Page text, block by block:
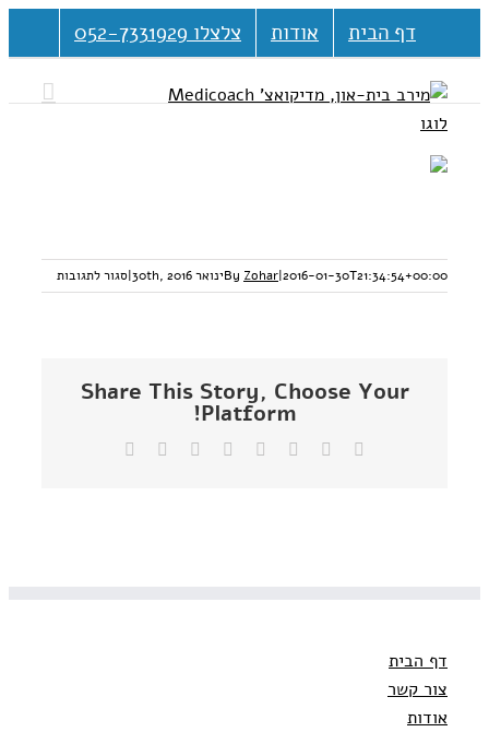
דף הבית אודות צלצלו 052-7331929
By Zohar|2016-01-30T21:34:54+00:00 ינואר 30th, 2016 |סגור לתגובותעל
3822981
Share This Story, Choose Your
Platform!
Facebook
Twitter
Reddit
LinkedIn
Tumblr
Pinterest
דף הבית
צור קשר
אודות